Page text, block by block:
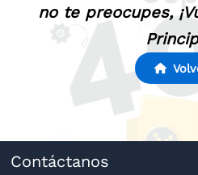
no te preocupes,
Contáctanos